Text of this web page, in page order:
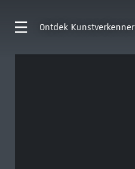
Ontdek Kunstverkenner